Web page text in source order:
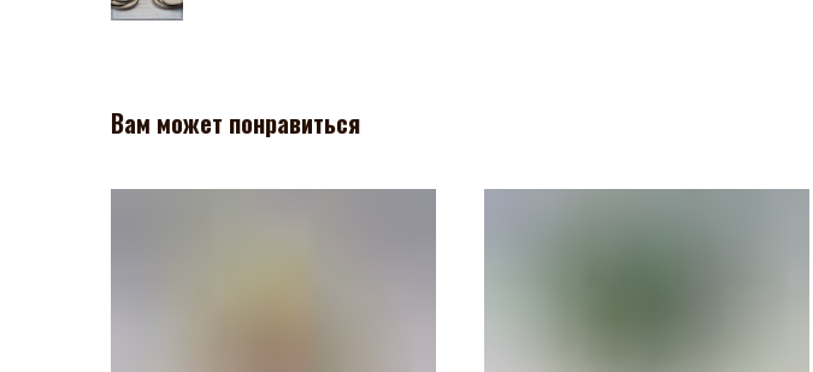
Вам может понравиться